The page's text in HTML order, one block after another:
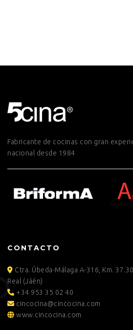
Fabricante de cocinas con gran
nacional desde 1984
CONTACTO
Ctra. Úbeda-Málaga A-316, Km.
Real (Jáén)
+34 953 35 02 40
cincocina@cincocina.com
www.cincocina.com